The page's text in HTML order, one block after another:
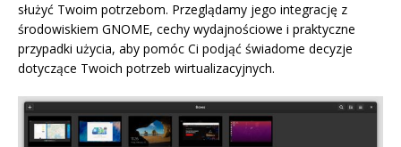
służyć Twoim potrzebom. Przeglądamy jego integrację z
środowiskiem GNOME, cechy wydajnościowe i praktyczne
przypadki użycia, aby pomóc Ci podjąć świadome decyzje
dotyczące Twoich potrzeb wirtualizacyjnych.